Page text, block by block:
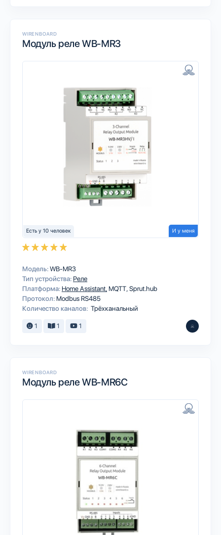
WIRENBOARD
Модуль реле WB-MR3
Есть у 10 человек И у меня
Модель:WB-MR3
Тип устройства: Реле
Платформа: Home Assistant MQTTSprut.hub
Протокол: Modbus RS485
Количество каналов: Трёхканальный
1 1 1
WIRENBOARD
Модуль реле WB-MR6C